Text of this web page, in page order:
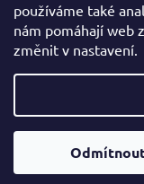
používáme také
nám pomáhají web
změnit v nastavení.
Copyright 2026